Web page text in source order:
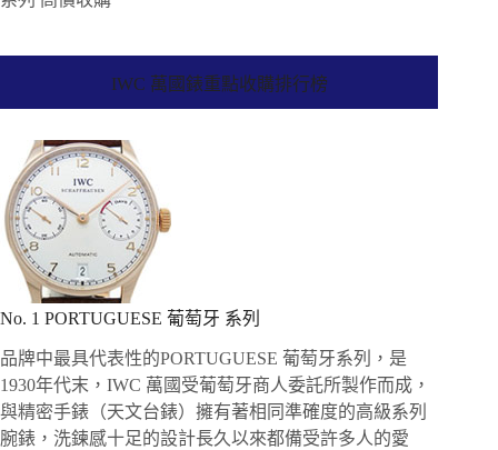
IWC 萬國錶重點收購排行榜
No. 1 PORTUGUESE 葡萄牙 系列
品牌中最具代表性的PORTUGUESE 葡萄牙系列，是
1930年代末，IWC 萬國受葡萄牙商人委託所製作而成，
與精密手錶（天文台錶）擁有著相同準確度的高級系列
腕錶，洗鍊感十足的設計長久以來都備受許多人的愛